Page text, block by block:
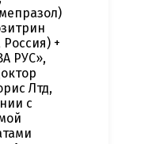
+
РУС»,
Лтд,
с